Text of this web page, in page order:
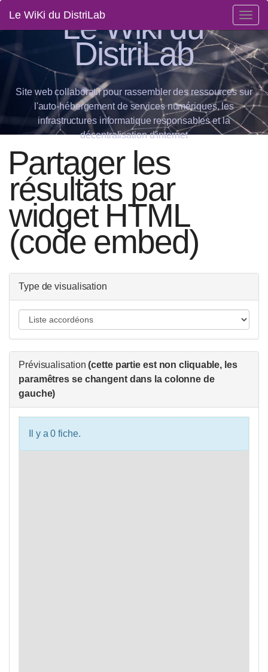
Le WiKi du DistriLabLe Wiki du
DistriLab
Site web collaboratif pour rassembler des ressources sur
l'auto-hébergement de services numériques, les
infrastructures informatique responsables et la
décentralisation d'internet
Partager les
résultats par
widget HTML
(code embed)
Type de visualisation
Prévisualisation(cette partie est non cliquable, les
paramêtres se changent dans la colonne de
gauche)